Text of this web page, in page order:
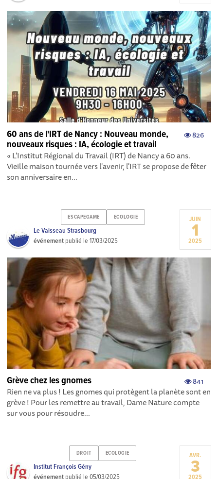
826
60 ans de l'IRT de Nancy : Nouveau monde,
nouveaux risques : IA, écologie et travail
« L'Institut Régional du Travail (IRT) de Nancy a 60 ans.
Vieille maison tournée vers l'avenir, l'IRT se propose de fêter
son anniversaire en...
ESCAPEGAME ECOLOGIE
Le Vaisseau Strasbourg
événement publié le17/03/2025
JUIN
1
2025
841
Grève chez les gnomes
Rien ne va plus ! Les gnomes qui protègent la planète sont en
grève ! Pour les remettre au travail, Dame Nature compte
sur vous pour résoudre...
DROIT ECOLOGIE
Institut François Gény
événement publié le05/03/2025
AVR.
3
2025